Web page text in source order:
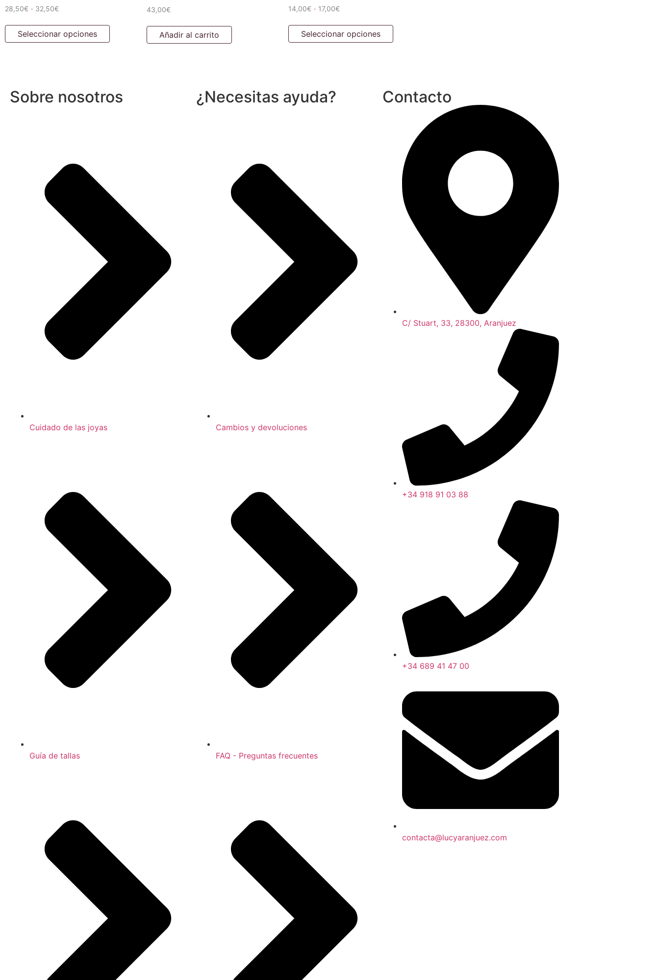
28,50€ - 32,50€
Seleccionar opciones
43,00€
Añadir al carrito
14,00€ - 17,00€
Seleccionar opciones
Sobre nosotros
Cuidado de las joyas
Guía de tallas
¿Necesitas ayuda?
Cambios y devoluciones
FAQ - Preguntas frecuentes
Contacto
C/ Stuart, 33, 28300, Aranjuez
+34 918 91 03 88
+34 689 41 47 00
contacta@lucyaranjuez.com